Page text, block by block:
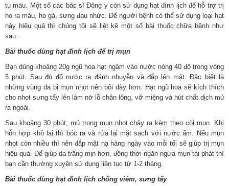
tụ máu. Một số các bác sĩ Đông y còn sử dụng hạt đình lịch để hỗ trợ trị
ho ra máu, ho gà, sưng đau nhức. Để người bệnh có thể sử dụng loại hạt
này hiệu quả thì chúng tôi sẽ liệt kê một số bài thuốc chữa bệnh như
sau:
Bài thuốc dùng hạt đình lịch để trị mụn
Bạn dùng khoảng 20g ngũ hoa hạt ngâm vào nước nóng 40 độ trong vòng
5 phút. Sau đó đổ nước ra đánh nhuyễn và đắp lên mặt. Đặc biệt là
những vùng da bị mụn nhọt nên bôi dày hơn. Hạt ngũ hoa sẽ kích thích
cho nhọt sưng tấy lên làm nở lỗ chân lông, vỡ miệng và hút chất dịch mủ
ra ngoài.
Sau khoảng 30 phút, mủ trong mụn nhọt chảy ra kèm theo còi mụn. Khi
hỗn hợp khô lại thì bóc ra và rửa lại mặt sạch với nước ấm. Nếu mụn
nhọt còn nhiều thì nên đắp mặt nạ hàng ngày vào mỗi tối sẽ giúp trị mụn
hiệu quả. Để giúp da trắng mịn hơn, đồng thời ngăn ngừa mụn tái phát thì
bạn cần thường xuyên sử dụng liên tục từ 1-2 tháng.
Bài thuốc dùng hạt đình lịch chống viêm, sưng tấy